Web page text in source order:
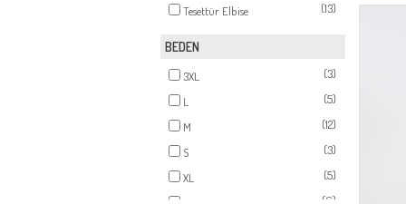
Tesettür Elbise (13)
BEDEN
3XL
(3)
L
(5)
M
(12)
S
(3)
XL
(5)
(6)